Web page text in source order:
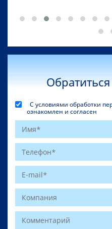
С условиями обработки
ознакомлен и согласен